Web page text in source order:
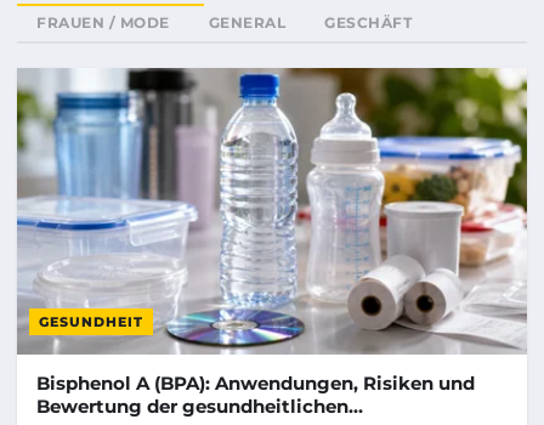
FRAUEN / MODE GENERAL GESCHÄFT
GESUNDHEIT
Bisphenol A (BPA): Anwendungen, Risiken und
Bewertung der gesundheitlichen…